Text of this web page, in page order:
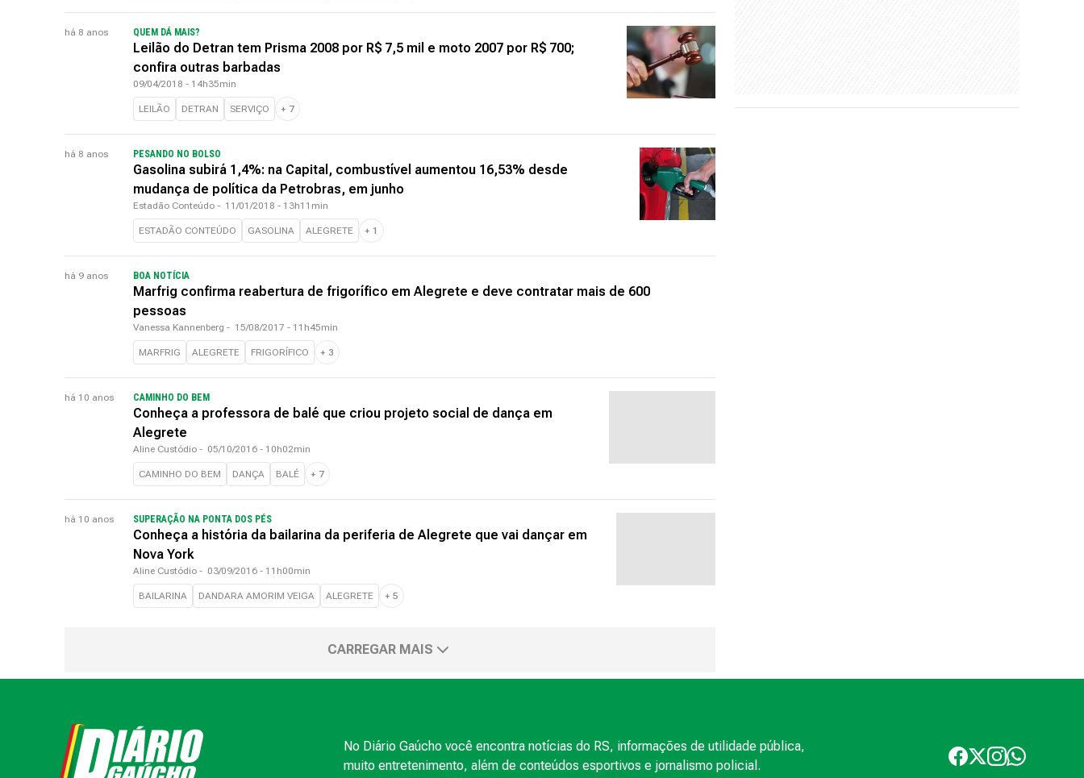
há 8 anos QUEM DÁ MAIS?
Leilão do Detran tem Prisma 2008 por R$ 7,5 mil e moto 2007 por R$ 700;
confira outras barbadas
09/04/2018 - 14h35min
LEILÃO DETRAN SERVIÇO + 7
há 8 anos PESANDO NO BOLSO
Gasolina subirá 1,4%: na Capital, combustível aumentou 16,53% desde
mudança de política da Petrobras, em junho
Estadão Conteúdo - 11/01/2018 - 13h11min
ESTADÃO CONTEÚDO GASOLINA ALEGRETE + 1
há 9 anos BOA NOTÍCIA
Marfrig confirma reabertura de frigorífico em Alegrete e deve contratar mais de 600
pessoas
Vanessa Kannenberg - 15/08/2017 - 11h45min
MARFRIG ALEGRETE FRIGORÍFICO + 3
há 10 anos CAMINHO DO BEM
Conheça a professora de balé que criou projeto social de dança em
Alegrete
Aline Custódio - 05/10/2016 - 10h02min
CAMINHO DO BEM DANÇA BALÉ + 7
há 10 anos SUPERAÇÃO NA PONTA DOS PÉS
Conheça a história da bailarina da periferia de Alegrete que vai dançar em
Nova York
Aline Custódio - 03/09/2016 - 11h00min
BAILARINA DANDARA AMORIM VEIGA ALEGRETE + 5
CARREGAR MAIS
No Diário Gaúcho você encontra notícias do RS, informações de utilidade pública,
muito entretenimento, além de conteúdos esportivos e jornalismo policial.